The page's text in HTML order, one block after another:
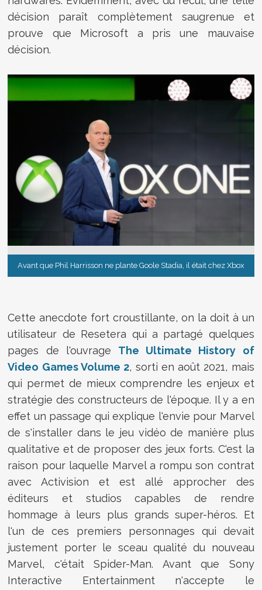
décision paraît complètement saugrenue et
prouve que Microsoft a pris une mauvaise
décision.
Avant que Phil Harrisson ne plante Goole Stadia, il était chez Xbox
Cette anecdote fort croustillante, on la doit à un
utilisateur de Resetera qui a partagé quelques
pages de l'ouvrage The Ultimate History of
Video Games Volume 2, sorti en août 2021, mais
qui permet de mieux comprendre les enjeux et
stratégie des constructeurs de l'époque. Il y a en
effet un passage qui explique l'envie pour Marvel
de s'installer dans le jeu vidéo de manière plus
qualitative et de proposer des jeux forts. C'est la
raison pour laquelle Marvel a rompu son contrat
avec Activision et est allé approcher des
éditeurs et studios capables de rendre
hommage à leurs plus grands super-héros. Et
l'un de ces premiers personnages qui devait
justement porter le sceau qualité du nouveau
Marvel, c'était Spider-Man. Avant que Sony
Interactive Entertainment n'accepte le